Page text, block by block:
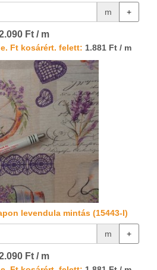
m +
Ft / m
Ft kosárért. felett: 1.881 Ft / m
levendula mintás (15443-I)
m +
Ft / m